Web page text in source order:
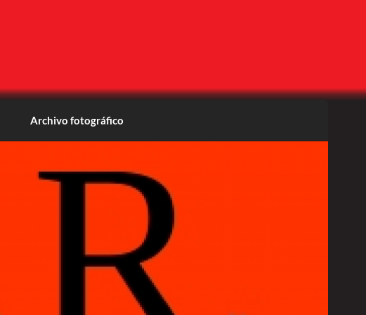
Archivo fotográfico